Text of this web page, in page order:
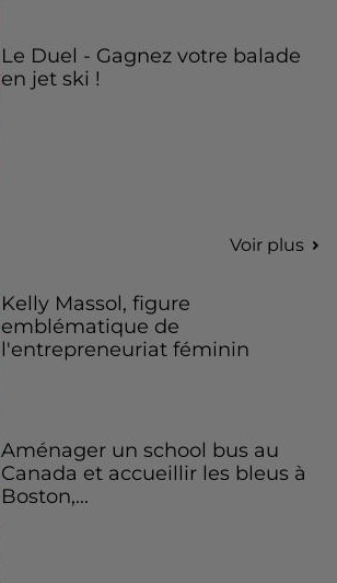
Le Duel - Gagnez votre balade
en jet ski !
Voir plus
Kelly Massol, figure
emblématique de
l'entrepreneuriat féminin
Aménager un school bus au
Canada et accueillir les bleus à
Boston,...